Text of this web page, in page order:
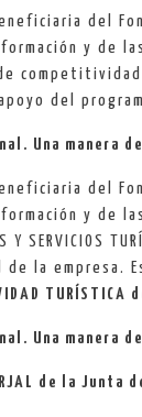
beneficiaria
y de
del
Una manera
beneficiaria
y de
Y SERVICIOS
la empresa.
Una manera
de la Junta